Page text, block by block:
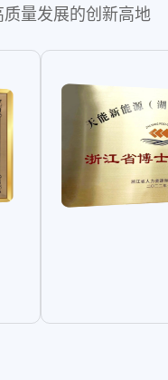
量发展的创新高地